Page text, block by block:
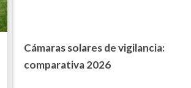
Cámaras solares de vigilancia:
comparativa 2026